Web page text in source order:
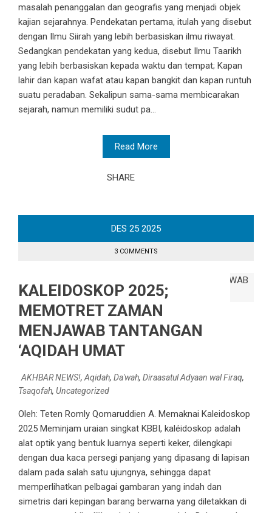
masalah penanggalan dan geografis yang menjadi objek
kajian sejarahnya. Pendekatan pertama, itulah yang disebut
dengan Ilmu Siirah yang lebih berbasiskan ilmu riwayat.
Sedangkan pendekatan yang kedua, disebut Ilmu Taarikh
yang lebih berbasiskan kepada waktu dan tempat; Kapan
lahir dan kapan wafat atau kapan bangkit dan kapan runtuh
suatu peradaban. Sekalipun sama-sama membicarakan
sejarah, namun memiliki sudut pa...
Read More
SHARE
DES 25 2025
3 COMMENTS
KALEIDOSKOP 2025;
MEMOTRET ZAMAN
MENJAWAB TANTANGAN
‘AQIDAH UMAT
AKHBAR NEWS!, Aqidah, Da'wah, Diraasatul Adyaan wal Firaq,
Tsaqofah, Uncategorized
Oleh: Teten Romly Qomaruddien A. Memaknai Kaleidoskop
2025 Meminjam uraian singkat KBBI, kaléidoskop adalah
alat optik yang bentuk luarnya seperti keker, dilengkapi
dengan dua kaca persegi panjang yang dipasang di lapisan
dalam pada salah satu ujungnya, sehingga dapat
memperlihatkan pelbagai gambaran yang indah dan
simetris dari kepingan barang berwarna yang diletakkan di